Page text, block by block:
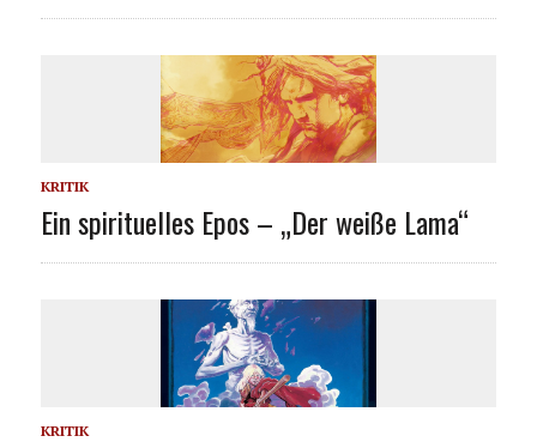
KRITIK
Ein spirituelles Epos – „Der weiße Lama“
KRITIK